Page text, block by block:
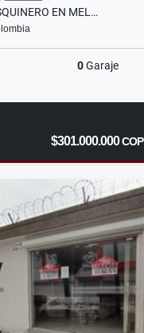
EN MEL…
0Garaje
$301.000.000COP